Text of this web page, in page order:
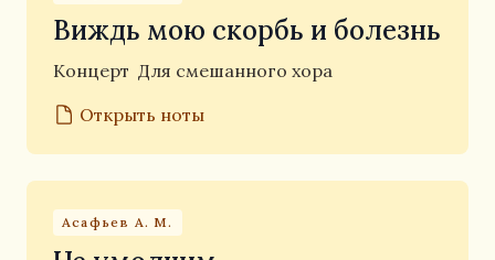
Виждь мою скорбь и болезнь
Концерт Для смешанного хора
Открыть ноты
Асафьев А. М.